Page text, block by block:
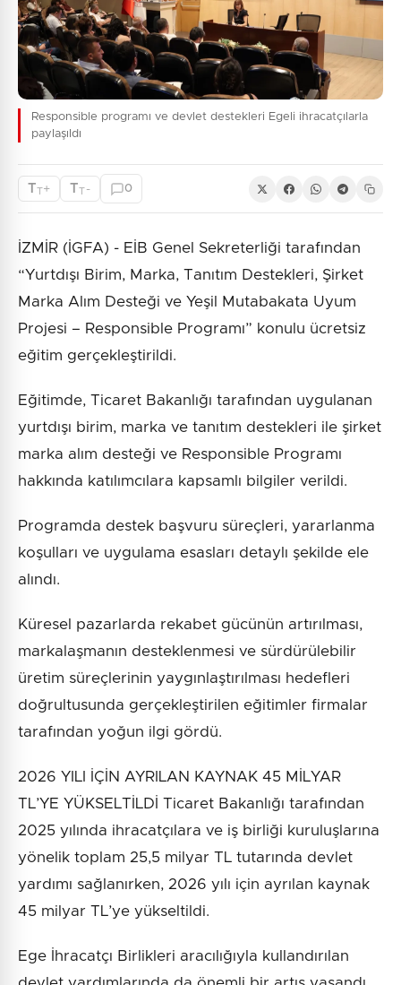
Responsible programı ve devlet destekleri Egeli ihracatçılarla
paylaşıldı
TT+ TT - 0
İZMİR (İGFA) - EİB Genel Sekreterliği tarafından
“Yurtdışı Birim, Marka, Tanıtım Destekleri, Şirket
Marka Alım Desteği ve Yeşil Mutabakata Uyum
Projesi – Responsible Programı” konulu ücretsiz
eğitim gerçekleştirildi.
Eğitimde, Ticaret Bakanlığı tarafından uygulanan
yurtdışı birim, marka ve tanıtım destekleri ile şirket
marka alım desteği ve Responsible Programı
hakkında katılımcılara kapsamlı bilgiler verildi.
Programda destek başvuru süreçleri, yararlanma
koşulları ve uygulama esasları detaylı şekilde ele
alındı.
Küresel pazarlarda rekabet gücünün artırılması,
markalaşmanın desteklenmesi ve sürdürülebilir
üretim süreçlerinin yaygınlaştırılması hedefleri
doğrultusunda gerçekleştirilen eğitimler firmalar
tarafından yoğun ilgi gördü.
2026 YILI İÇİN AYRILAN KAYNAK 45 MİLYAR
TL’YE YÜKSELTİLDİ Ticaret Bakanlığı tarafından
2025 yılında ihracatçılara ve iş birliği kuruluşlarına
yönelik toplam 25,5 milyar TL tutarında devlet
yardımı sağlanırken, 2026 yılı için ayrılan kaynak
45 milyar TL’ye yükseltildi.
Ege İhracatçı Birlikleri aracılığıyla kullandırılan